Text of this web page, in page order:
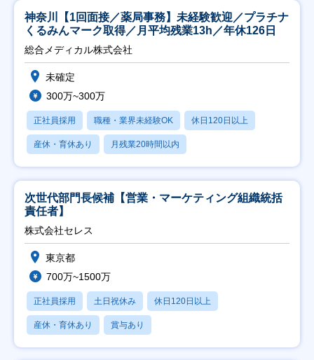
神奈川【1回面接／薬局事務】未経験歓迎／プラチナ
くるみんマーク取得／月平均残業13h／年休126日
総合メディカル株式会社
未確定
300万~300万
正社員採用 職種・業界未経験OK 休日120日以上
産休・育休あり 月残業20時間以内
次世代部門長候補【営業・マーケティング組織統括
責任者】
株式会社セレス
東京都
700万~1500万
正社員採用 土日祝休み 休日120日以上
産休・育休あり 賞与あり